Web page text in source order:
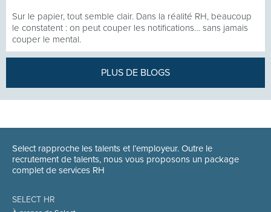
Sur le papier, tout semble clair. Dans la réalité RH, beaucoup
le constatent : on peut couper les notifications… sans jamais
couper le mental.
PLUS DE BLOGS
Select rapproche les talents et l’employeur. Outre le
recrutement de talents, nous vous proposons un package
complet de services RH
SELECT HR